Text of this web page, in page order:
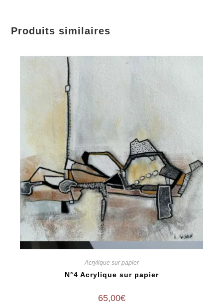
Produits similaires
Acrylique sur papier
N°4 Acrylique sur papier
65,00€